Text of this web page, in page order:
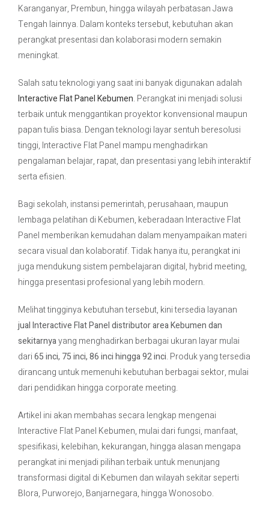
Karanganyar, Prembun, hingga wilayah perbatasan Jawa
Tengah lainnya. Dalam konteks tersebut, kebutuhan akan
perangkat presentasi dan kolaborasi modern semakin
meningkat.
Salah satu teknologi yang saat ini banyak digunakan adalah
Interactive Flat Panel Kebumen. Perangkat ini menjadi solusi
terbaik untuk menggantikan proyektor konvensional maupun
papan tulis biasa. Dengan teknologi layar sentuh beresolusi
tinggi, Interactive Flat Panel mampu menghadirkan
pengalaman belajar, rapat, dan presentasi yang lebih interaktif
serta efisien.
Bagi sekolah, instansi pemerintah, perusahaan, maupun
lembaga pelatihan di Kebumen, keberadaan Interactive Flat
Panel memberikan kemudahan dalam menyampaikan materi
secara visual dan kolaboratif. Tidak hanya itu, perangkat ini
juga mendukung sistem pembelajaran digital, hybrid meeting,
hingga presentasi profesional yang lebih modern.
Melihat tingginya kebutuhan tersebut, kini tersedia layanan
jual Interactive Flat Panel distributor area Kebumen dan
sekitarnyayang menghadirkan berbagai ukuran layar mulai
dari65 inci, 75 inci, 86 inci hingga 92 inci. Produk yang tersedia
dirancang untuk memenuhi kebutuhan berbagai sektor, mulai
dari pendidikan hingga corporate meeting.
Artikel ini akan membahas secara lengkap mengenai
Interactive Flat Panel Kebumen, mulai dari fungsi, manfaat,
spesifikasi, kelebihan, kekurangan, hingga alasan mengapa
perangkat ini menjadi pilihan terbaik untuk menunjang
transformasi digital di Kebumen dan wilayah sekitar seperti
Blora, Purworejo, Banjarnegara, hingga Wonosobo.